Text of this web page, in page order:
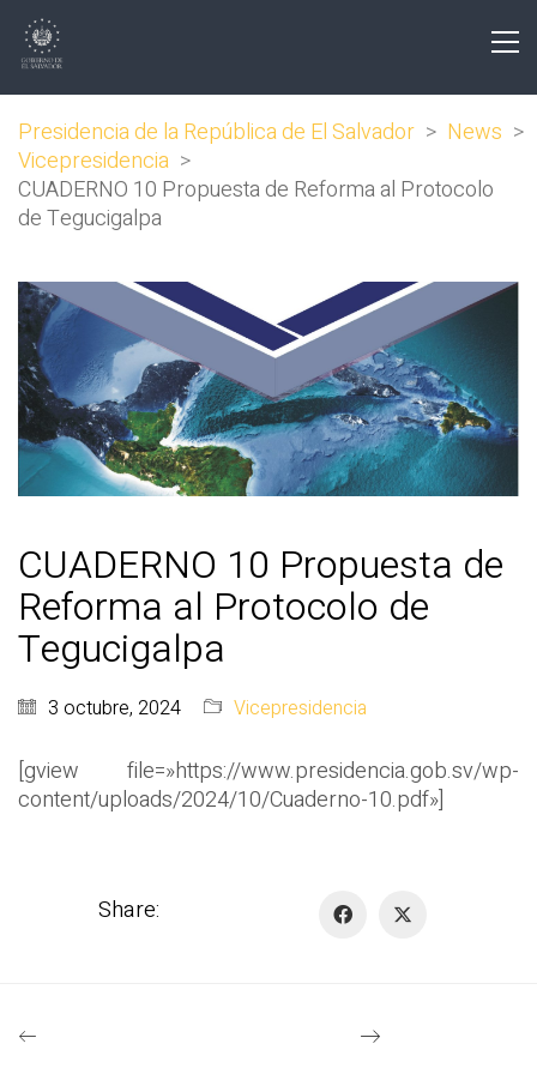
Presidencia de la República de El Salvador > News >
Vicepresidencia >
CUADERNO 10 Propuesta de Reforma al Protocolo
de Tegucigalpa
CUADERNO 10 Propuesta de
Reforma al Protocolo de
Tegucigalpa
3 octubre, 2024 Vicepresidencia
[gview file=»https://www.presidencia.gob.sv/wp-
content/uploads/2024/10/Cuaderno-10.pdf»]
Share: